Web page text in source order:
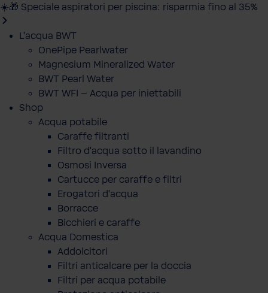
☀️🎁 Speciale aspiratori per piscina: risparmia fino al 35%
L'acqua BWT
OnePipe Pearlwater
Magnesium Mineralized Water
BWT Pearl Water
BWT WFI – Acqua per iniettabili
Shop
Acqua potabile
Caraffe filtranti
Filtro d'acqua sotto il lavandino
Osmosi Inversa
Cartucce per caraffe e filtri
Erogatori d'acqua
Borracce
Bicchieri e caraffe
Acqua Domestica
Addolcitori
Filtri anticalcare per la doccia
Filtri per acqua potabile